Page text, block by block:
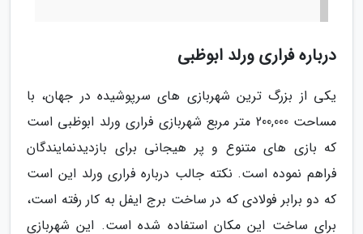
درباره فراری ورلد ابوظبی
یکی از بزرگ ترین شهربازی های سرپوشیده در جهان، با
مساحت 200,000 متر مربع شهربازی فراری ورلد ابوظبی است
که بازی های متنوع و پر هیجانی برای بازدیدنمایندگان
فراهم نموده است. نکته جالب درباره فراری ورلد این است
که دو برابر فولادی که در ساخت برج ایفل به کار رفته است،
برای ساخت این مکان استفاده شده است. این شهربازی